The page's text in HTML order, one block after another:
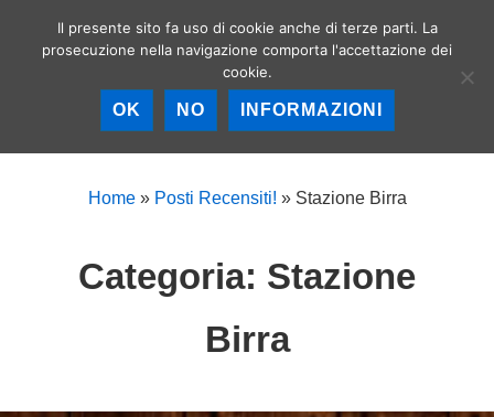
Birrerie artigianali a
Roma – La birra
artigianale nella
principaleHome» Posti Recensiti! » Stazione Birra
Categoria: Stazione
Birra
Il presente sito fa uso di cookie anche di terze parti. La
prosecuzione nella navigazione comporta l'accettazione dei
cookie.
OK NO INFORMAZIONI